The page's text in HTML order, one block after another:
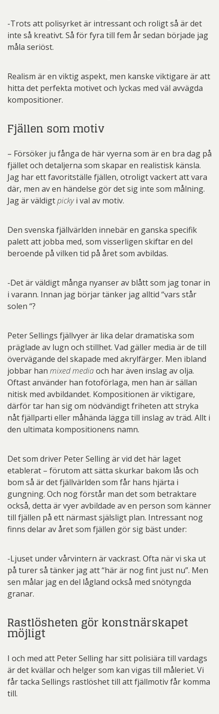
-Trots att polisyrket är intressant och roligt så är det
inte så kreativt. Så för fyra till fem år sedan började jag
måla seriöst.
Realism är en viktig aspekt, men kanske viktigare är att
hitta det perfekta motivet och lyckas med väl avvägda
kompositioner.
Fjällen som motiv
– Försöker ju fånga de här vyerna som är en bra dag på
fjället och detaljerna som skapar en realistisk känsla.
Jag har ett favoritställe fjällen, otroligt vackert att vara
där, men av en händelse gör det sig inte som målning.
Jag är väldigtpickyi val av motiv.
Den svenska fjällvärlden innebär en ganska specifik
palett att jobba med, som visserligen skiftar en del
beroende på vilken tid på året som avbildas.
-Det är väldigt många nyanser av blått som jag tonar in
i varann. Innan jag börjar tänker jag alltid “vars står
solen “?
Peter Sellings fjällvyer är lika delar dramatiska som
präglade av lugn och stillhet. Vad gäller media är de till
övervägande del skapade med akrylfärger. Men ibland
jobbar han mixed mediaoch har även inslag av olja.
Oftast använder han fotoförlaga, men han är sällan
nitisk med avbildandet. Kompositionen är viktigare,
därför tar han sig om nödvändigt friheten att stryka
nåt fjällparti eller måhända lägga till inslag av träd. Allt i
den ultimata kompositionens namn.
Det som driver Peter Selling är vid det här laget
etablerat – förutom att sätta skurkar bakom lås och
bom så är det fjällvärlden som får hans hjärta i
gungning. Och nog förstår man det som betraktare
också, detta är vyer avbildade av en person som känner
till fjällen på ett närmast själsligt plan. Intressant nog
finns delar av året som fjällen gör sig bäst under:
-Ljuset under vårvintern är vackrast. Ofta när vi ska ut
på turer så tänker jag att “här är nog fint just nu”. Men
sen målar jag en del lågland också med snötyngda
granar.
Rastlösheten gör konstnärskapet
möjligt
I och med att Peter Selling har sitt polisiära till vardags
är det kvällar och helger som kan vigas till måleriet. Vi
får tacka Sellings rastlöshet till att fjällmotiv får komma
till.